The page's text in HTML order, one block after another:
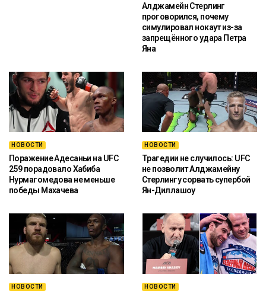
Алджамейн Стерлинг
проговорился, почему
симулировал нокаут из-за
запрещённого удара Петра
Яна
НОВОСТИ
Поражение Адесаньи на UFC
259 порадовало Хабиба
Нурмагомедова не меньше
победы Махачева
НОВОСТИ
Трагедии не случилось: UFC
не позволит Алджамейну
Стерлингу сорвать супербой
Ян-Диллашоу
НОВОСТИ НОВОСТИ